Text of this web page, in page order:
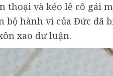
thoại và kéo lê cô gái
bộ hành vi của Đức
xao dư luận.